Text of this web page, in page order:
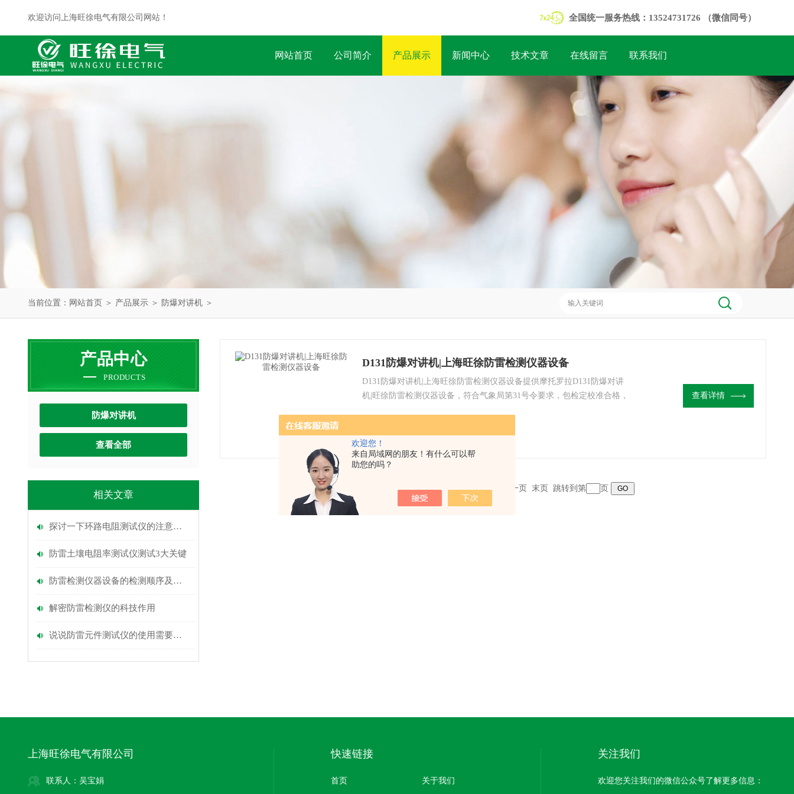
欢迎您！
来自局域网的朋友！有什么可以帮
助您的吗？
欢迎访问上海旺徐电气有限公司网站！ 全国统一服务热线：13524731726 （微信同号）
网站首页 公司简介 产品展示 新闻中心 技术文章 在线留言 联系我们
当前位置： 网站首页 ＞ 产品展示 ＞ 防爆对讲机 ＞
产品中心
PRODUCTS
防爆对讲机
查看全部
相关文章
探讨一下环路电阻测试仪的注意事项
防雷土壤电阻率测试仪测试3大关键
防雷检测仪器设备的检测顺序及注意事项
解密防雷检测仪的科技作用
说说防雷元件测试仪的使用需要注意什么？
D131防爆对讲机|上海旺徐防雷检测仪器设备
D131防爆对讲机|上海旺徐防雷检测仪器设备提供摩托罗拉D131防爆对讲
机|旺徐防雷检测仪器设备，符合气象局第31号令要求，包检定校准合格，
查看详情
共 1 条记录，当前 1 / 1 页 首页 上一页 下一页 末页 跳转到第 页
上海旺徐电气有限公司
联系人：吴宝娟
快速链接
首页 关于我们
关注我们
欢迎您关注我们的微信公众号了解更多信息：